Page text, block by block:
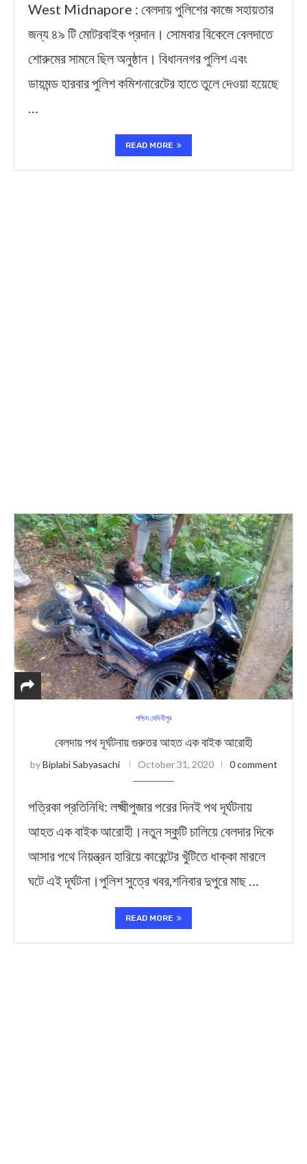
West Midnapore : বেলদায় পুলিশের কাজে সহায়তার
জন্য ৪৯ টি মোটরবাইক প্রদান। সোমবার বিকেলে বেলদাতে
শোরুমের সামনে ছিল অনুষ্ঠান। বিধাননগর পুলিশ এবং
ডায়মন্ড হারবার পুলিশ কমিশনারেটের হাতে তুলে দেওয়া হয়েছে
…
READ MORE
পশ্চিম মেদিনীপুর
বেলদায় পথ দূর্ঘটনায় গুরুতর আহত এক বাইক আরোহী
byBiplabi Sabyasachi October 31, 2020 0 comment
পত্রিকা প্রতিনিধি: লক্ষ্মীপুজার পরের দিনই পথ দূর্ঘটনায়
আহত এক বাইক আরোহী।নতুন স্কুটি চালিয়ে বেলদার দিকে
আসার পথে নিয়ন্ত্রন হারিয়ে কারেন্টের খুঁটিতে ধাক্কা মারলে
ঘটে এই দূর্ঘটনা।পুলিশ সুত্রে খবর,শনিবার দুপুরে মাছ …
READ MORE